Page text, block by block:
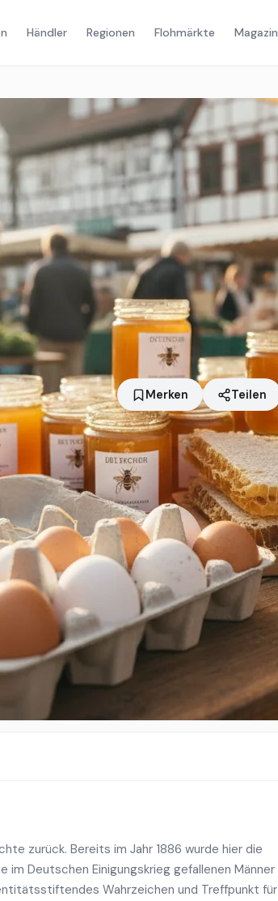
Händler Regionen Flohmärkte Magazin
Merken Teilen
zurück. Bereits im Jahr 1886 wurde hier die
Deutschen Einigungskrieg gefallenen Männer
Wahrzeichen und Treffpunkt für